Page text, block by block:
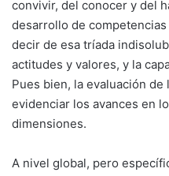
convivir, del conocer y del
desarrollo de
decir de esa tríada
actitudes y valores, y la
Pues bien, la evaluación
evidenciar los avances en
dimensiones.
A nivel global, pero